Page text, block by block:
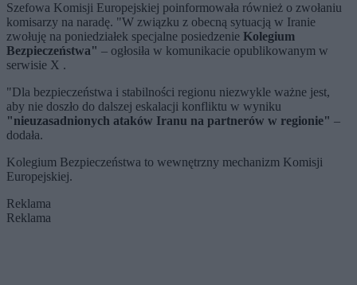
Szefowa Komisji Europejskiej poinformowała również o zwołaniu
komisarzy na naradę. "W związku z obecną sytuacją w Iranie
zwołuję na poniedziałek specjalne posiedzenie Kolegium
Bezpieczeństwa" – ogłosiła w komunikacie opublikowanym w
serwisie X .
"Dla bezpieczeństwa i stabilności regionu niezwykle ważne jest,
aby nie doszło do dalszej eskalacji konfliktu w wyniku
"nieuzasadnionych ataków Iranu na partnerów w regionie" –
dodała.
Kolegium Bezpieczeństwa to wewnętrzny mechanizm Komisji
Europejskiej.
Reklama
Reklama